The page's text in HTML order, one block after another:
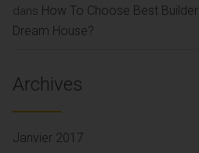
dans How To Choose Best
Dream House?
Archives
Janvier 2017